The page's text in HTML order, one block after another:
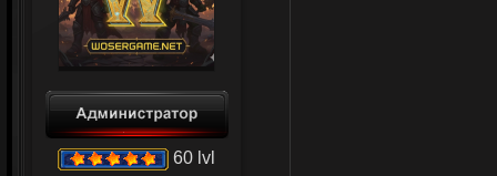
60 lvl